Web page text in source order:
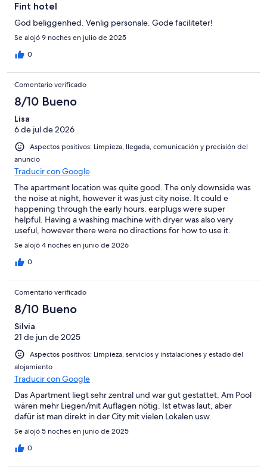
Fint hotel
God beliggenhed. Venlig personale. Gode faciliteter!
Se alojó 9 noches en julio de 2025
0
Comentario verificado
8/10 Bueno
Lisa
6 de jul de 2026
Aspectos positivos: Limpieza, llegada, comunicación y precisión del
anuncio
Traducir con Google
The apartment location was quite good. The only downside was
the noise at night, however it was just city noise. It could e
happening through the early hours. earplugs were super
helpful. Having a washing machine with dryer was also very
useful, however there were no directions for how to use it.
Communication was quite good and I appreciated all the
clarification and patience from the management company.
Se alojó 4 noches en junio de 2026
0
Comentario verificado
8/10 Bueno
Silvia
21 de jun de 2025
Aspectos positivos: Limpieza, servicios y instalaciones y estado del
alojamiento
Traducir con Google
Das Apartment liegt sehr zentral und war gut gestattet. Am Pool
wären mehr Liegen/mit Auflagen nötig. Ist etwas laut, aber
dafür ist man direkt in der City mit vielen Lokalen usw.
Se alojó 5 noches en junio de 2025
0